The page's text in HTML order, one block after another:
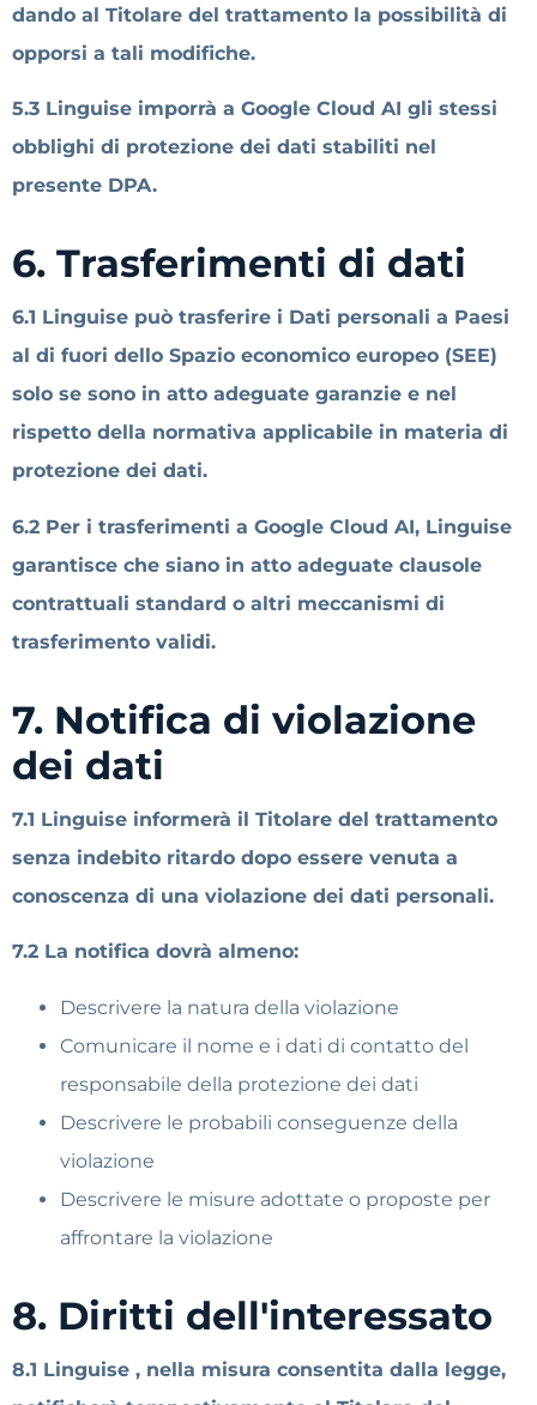
dando al Titolare del trattamento la possibilità di
opporsi a tali modifiche.
5.3 Linguise imporrà a Google Cloud AI gli stessi
obblighi di protezione dei dati stabiliti nel
presente DPA.
6. Trasferimenti di dati
6.1 Linguise può trasferire i Dati personali a Paesi
al di fuori dello Spazio economico europeo (SEE)
solo se sono in atto adeguate garanzie e nel
rispetto della normativa applicabile in materia di
protezione dei dati.
6.2 Per i trasferimenti a Google Cloud AI, Linguise
garantisce che siano in atto adeguate clausole
contrattuali standard o altri meccanismi di
trasferimento validi.
7. Notifica di violazione
dei dati
7.1 Linguise informerà il Titolare del trattamento
senza indebito ritardo dopo essere venuta a
conoscenza di una violazione dei dati personali.
7.2 La notifica dovrà almeno:
Descrivere la natura della violazione
Comunicare il nome e i dati di contatto del
responsabile della protezione dei dati
Descrivere le probabili conseguenze della
violazione
Descrivere le misure adottate o proposte per
affrontare la violazione
8. Diritti dell'interessato
8.1 Linguise , nella misura consentita dalla legge,